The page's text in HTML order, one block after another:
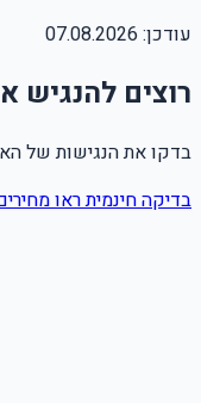
עודכן: 07.08.2026
רוצים
בדקו את הנגישות של
בדיקה חינמיתראו